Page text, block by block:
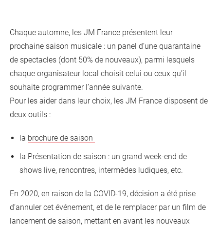
Chaque automne, les JM France présentent leur
prochaine saison musicale : un panel d’une quarantaine
de spectacles (dont 50% de nouveaux), parmi lesquels
chaque organisateur local choisit celui ou ceux qu’il
souhaite programmer l’année suivante.
Pour les aider dans leur choix, les JM France disposent de
deux outils :
la brochure de saison
la Présentation de saison : un grand week-end de
shows live, rencontres, intermèdes ludiques, etc.
En 2020, en raison de la COVID-19, décision a été prise
d’annuler cet événement, et de le remplacer par un film de
lancement de saison, mettant en avant les nouveaux